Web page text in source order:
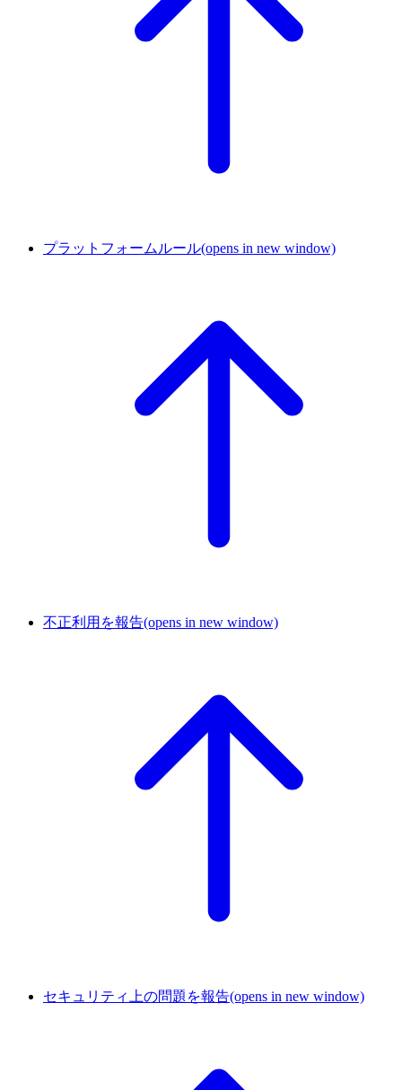
プラットフォームルール(opens in new window)
不正利用を報告(opens in new window)
セキュリティ上の問題を報告(opens in new window)